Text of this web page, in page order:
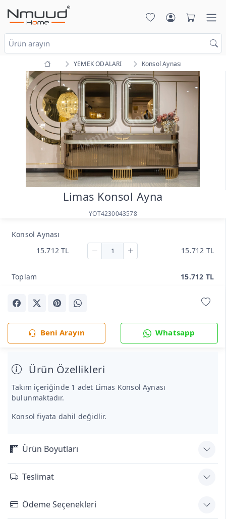
YEMEK ODALARI Konsol Aynası
Limas Konsol Ayna
YOT4230043578
Konsol Aynası
15.712 TL
15.712 TL
Toplam 15.712 TL
Beni Arayın Whatsapp
Ürün Özellikleri
Takım içeriğinde 1 adet Limas Konsol Aynası
bulunmaktadır.
Konsol fiyata dahil değidlir.
Ürün Boyutları
Teslimat
Ödeme Seçenekleri